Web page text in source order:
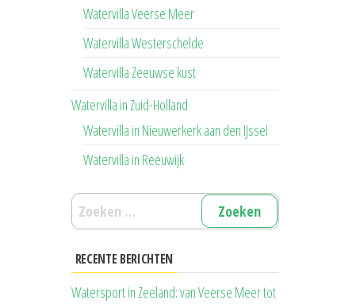
Watervilla Veerse Meer
Watervilla Westerschelde
Watervilla Zeeuwse kust
Watervilla in Zuid-Holland
Watervilla in Nieuwerkerk aan den IJssel
Watervilla in Reeuwijk
Zoeken
naar:
RECENTE BERICHTEN
Watersport in Zeeland: van Veerse Meer tot